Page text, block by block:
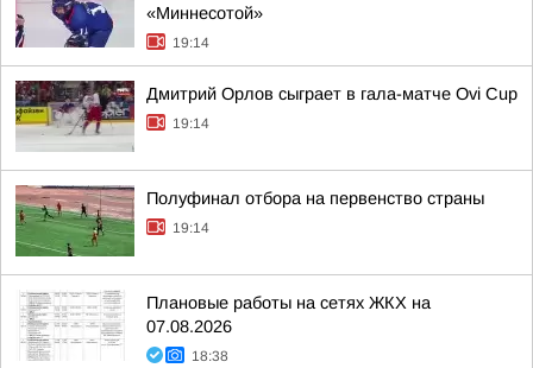
«Миннесотой»
19:14
Дмитрий Орлов сыграет в гала-матче Ovi Cup
19:14
Полуфинал отбора на первенство страны
19:14
Плановые работы на сетях ЖКХ на
07.08.2026
18:38